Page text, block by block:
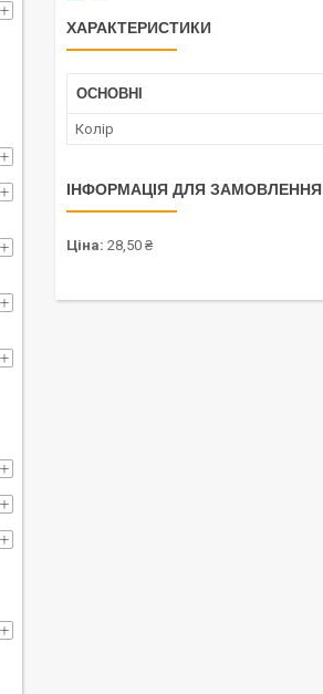
ХАРАКТЕРИСТИКИ
ОСНОВНІ
Колір
ІНФОРМАЦІЯ ДЛЯ ЗАМОВЛЕННЯ
Ціна: 28,50 ₴